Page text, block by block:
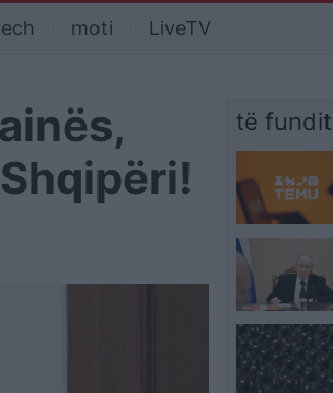
moti LiveTV
të fundit